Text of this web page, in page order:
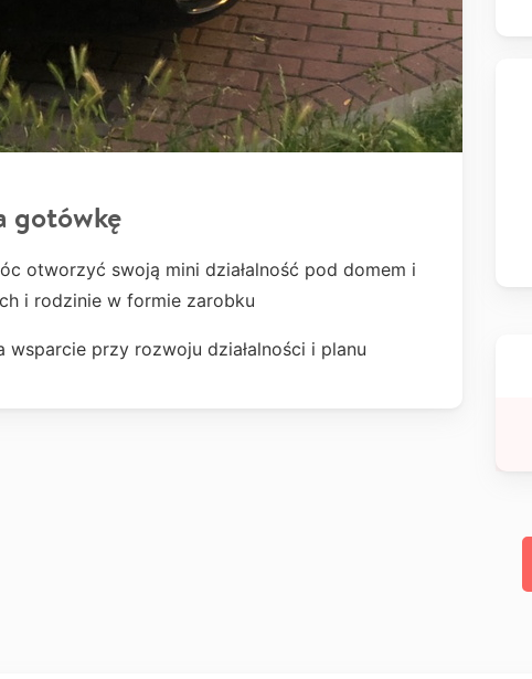
gotówkę
otworzyć swoją mini działalność pod domem i
i rodzinie w formie zarobku
wsparcie przy rozwoju działalności i planu